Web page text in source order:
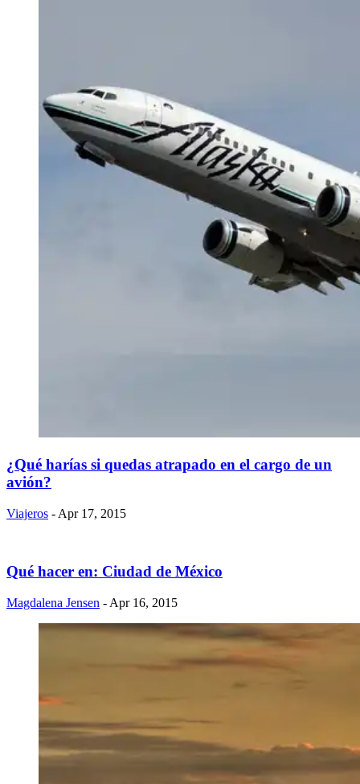
¿Qué harías si quedas atrapado en el cargo de un
avión?
Viajeros - Apr 17, 2015
​Qué hacer en: Ciudad de México
Magdalena Jensen - Apr 16, 2015